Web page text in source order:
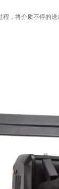
，将介质不停的